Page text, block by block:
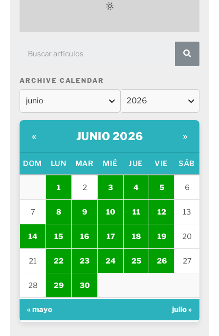
ARCHIVE CALENDAR
« JUNIO 2026 »
DOM LUN MAR MIÉ JUE VIE SÁB
1 2 3 4 5 6
7 8 9 10 11 12 13
14 15 16 17 18 19 20
21 22 23 24 25 26 27
28 29 30
« mayo julio »